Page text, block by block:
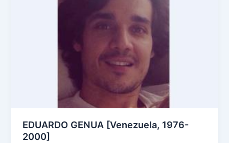
EDUARDO GENUA [Venezuela, 1976-
2000]